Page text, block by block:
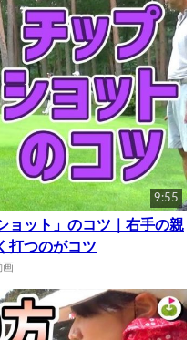
9:55
ョット」のコツ｜右手の親
打つのがコツ
画